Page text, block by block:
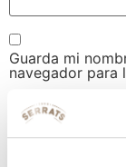
Guarda mi
navegador para